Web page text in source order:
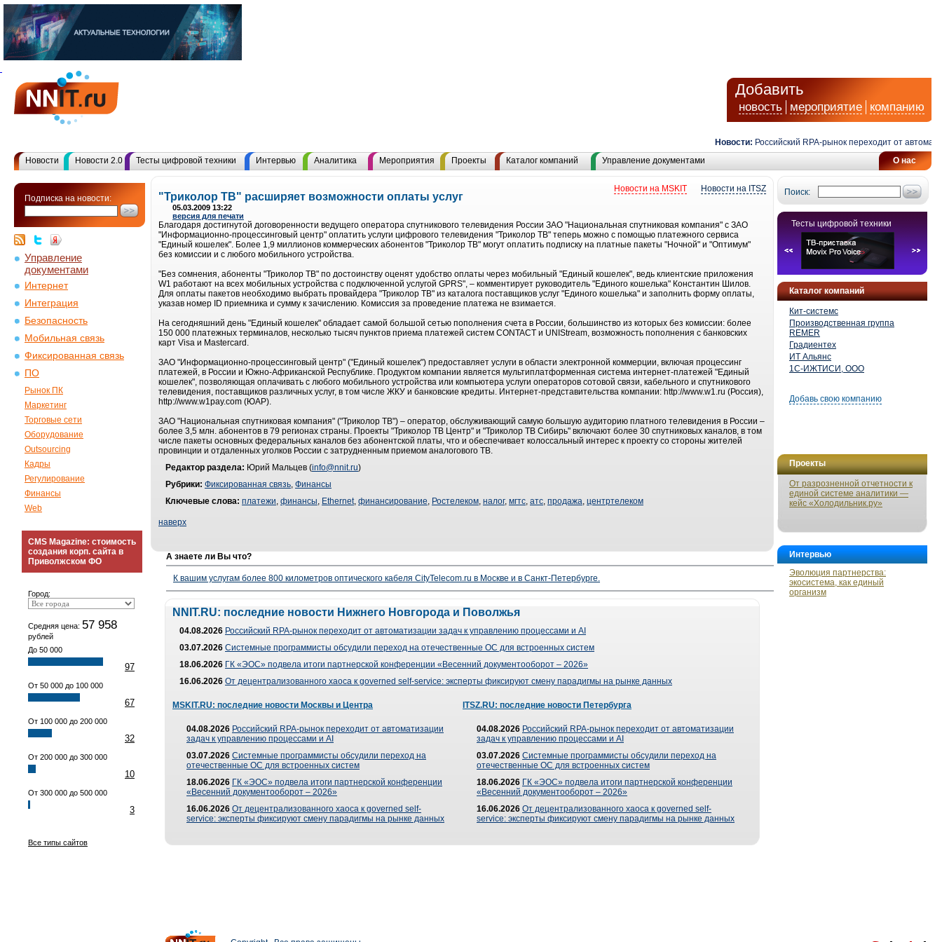
Добавить
новость мероприятие компанию
Новости: Российский RPA-рынок переходит от
О нас
Новости Новости 2.0 Тесты цифровой техники Интервью Аналитика Мероприятия Проекты Каталог компаний Управление документами
Подписка на новости:
Управление
документами
Интернет
Интеграция
Безопасность
Мобильная связь
Фиксированная связь
ПО
Рынок ПК
Маркетинг
Торговые сети
Оборудование
Outsourcing
Кадры
Регулирование
Финансы
Web
CMS Magazine: стоимость
создания корп. сайта в
Приволжском ФО
Город:
Средняя цена: 57 958
рублей
До 50 000
97
От 50 000 до 100 000
67
От 100 000 до 200 000
32
От 200 000 до 300 000
10
От 300 000 до 500 000
3
Все типы сайтов
Поиск:
Тесты цифровой техники
Каталог компаний
Кит-системс
Производственная группа
REMER
Градиентех
ИТ Альянс
1С-ИЖТИСИ, ООО
Добавь свою компанию
Проекты
От разрозненной отчетности к
единой системе аналитики —
кейс «Холодильник.ру»
Интервью
Эволюция партнерства:
экосистема, как единый
организм
Новости на ITSZ
Новости на MSKIT
"Триколор ТВ" расширяет возможности оплаты услуг
05.03.2009 13:22
версия для печати
Благодаря достигнутой договоренности ведущего оператора спутникового телевидения России ЗАО "Национальная спутниковая компания" с ЗАО
"Информационно-процессинговый центр" оплатить услуги цифрового телевидения "Триколор ТВ" теперь можно с помощью платежного сервиса
"Единый кошелек". Более 1,9 миллионов коммерческих абонентов "Триколор ТВ" могут оплатить подписку на платные пакеты "Ночной" и "Оптимум"
без комиссии и с любого мобильного устройства.
"Без сомнения, абоненты "Триколор ТВ" по достоинству оценят удобство оплаты через мобильный "Единый кошелек", ведь клиентские приложения
W1 работают на всех мобильных устройства с подключенной услугой GPRS", – комментирует руководитель "Единого кошелька" Константин Шилов.
Для оплаты пакетов необходимо выбрать провайдера "Триколор ТВ" из каталога поставщиков услуг "Единого кошелька" и заполнить форму оплаты,
указав номер ID приемника и сумму к зачислению. Комиссия за проведение платежа не взимается.
На сегодняшний день "Единый кошелек" обладает самой большой сетью пополнения счета в России, большинство из которых без комиссии: более
150 000 платежных терминалов, несколько тысяч пунктов приема платежей систем CONTACT и UNIStream, возможность пополнения с банковских
карт Visa и Mastercard.
ЗАО "Информационно-процессинговый центр" ("Единый кошелек") предоставляет услуги в области электронной коммерции, включая процессинг
платежей, в России и Южно-Африканской Республике. Продуктом компании является мультиплатформенная система интернет-платежей "Единый
кошелек", позволяющая оплачивать с любого мобильного устройства или компьютера услуги операторов сотовой связи, кабельного и спутникового
телевидения, поставщиков различных услуг, в том числе ЖКУ и банковские кредиты. Интернет-представительства компании: http://www.w1.ru (Россия),
http://www.w1pay.com (ЮАР).
ЗАО "Национальная спутниковая компания" ("Триколор ТВ") – оператор, обслуживающий самую большую аудиторию платного телевидения в России –
более 3,5 млн. абонентов в 79 регионах страны. Проекты "Триколор ТВ Центр" и "Триколор ТВ Сибирь" включают более 30 спутниковых каналов, в том
числе пакеты основных федеральных каналов без абонентской платы, что и обеспечивает колоссальный интерес к проекту со стороны жителей
провинции и отдаленных уголков России с затрудненным приемом аналогового ТВ.
Редактор раздела: Юрий Мальцев (info@nnit.ru)
Рубрики: Фиксированная связь, Финансы
Ключевые слова: платежи, финансы, Ethernet, финансирование, Ростелеком, налог, мгтс, атс, продажа, центртелеком
наверх
А знаете ли Вы что?
К вашим услугам более 800 километров оптического кабеля CityTelecom.ru в Москве и в Санкт-Петербурге.
NNIT.RU: последние новости Нижнего Новгорода и Поволжья
04.08.2026 Российский RPA-рынок переходит от автоматизации задач к управлению процессами и AI
03.07.2026 Системные программисты обсудили переход на отечественные ОС для встроенных систем
18.06.2026 ГК «ЭОС» подвела итоги партнерской конференции «Весенний документооборот – 2026»
16.06.2026 От децентрализованного хаоса к governed self-service: эксперты фиксируют смену парадигмы на рынке данных
MSKIT.RU: последние новости Москвы и Центра
04.08.2026 Российский RPA-рынок переходит от автоматизации
задач к управлению процессами и AI
03.07.2026 Системные программисты обсудили переход на
отечественные ОС для встроенных систем
18.06.2026 ГК «ЭОС» подвела итоги партнерской конференции
«Весенний документооборот – 2026»
16.06.2026 От децентрализованного хаоса к governed self-
service: эксперты фиксируют смену парадигмы на рынке данных
ITSZ.RU: последние новости Петербурга
04.08.2026 Российский RPA-рынок переходит от автоматизации
задач к управлению процессами и AI
03.07.2026 Системные программисты обсудили переход на
отечественные ОС для встроенных систем
18.06.2026 ГК «ЭОС» подвела итоги партнерской конференции
«Весенний документооборот – 2026»
16.06.2026 От децентрализованного хаоса к governed self-
service: эксперты фиксируют смену парадигмы на рынке данных